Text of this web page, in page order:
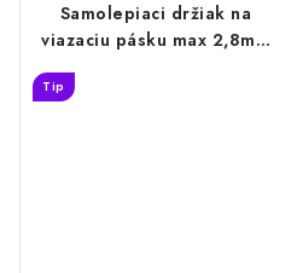
Samolepiaci držiak na
viazaciu pásku max 2,8mm
čierna 100ks - TMA1212/BK
Tip